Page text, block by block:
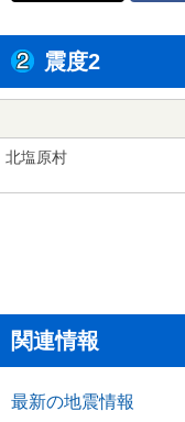
震度2
北塩原村
関連情報
最新の地震情報